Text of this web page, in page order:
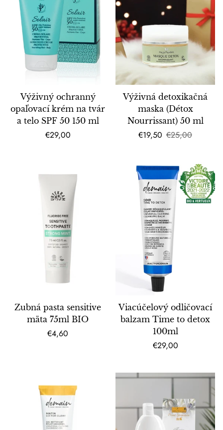
Výživný ochranný
opaľovací krém na tvár
a telo SPF 50 150 ml
Bežná
€29,00
Výživná detoxikačná
maska (Détox
Nourrissant) 50 ml
Predajná
€19,50
Bežná
€25,00
Zubná pasta sensitive
mäta 75ml BIO
Bežná
€4,60
Viacúčelový odličovací
balzam Time to detox
100ml
Bežná
€29,00